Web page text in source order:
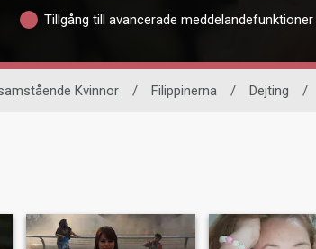
Tillgång till avancerade meddelandefunktioner
Kvinnor / Filippinerna / Dejting /